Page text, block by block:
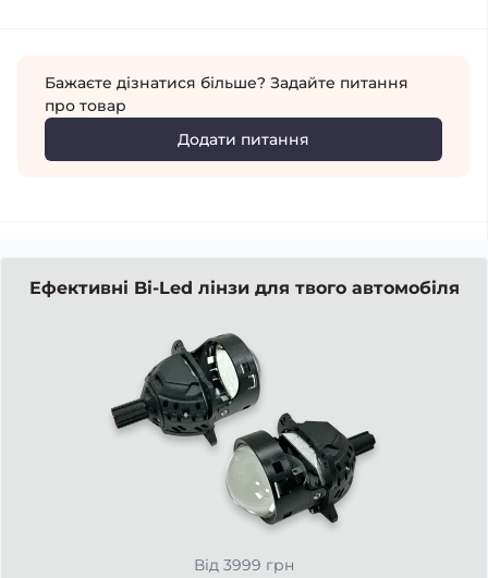
Бажаєте дізнатися більше? Задайте питання
про товар
Додати питання
Ефективні Bi-Led лінзи для твого автомобіля
Від 3999 грн